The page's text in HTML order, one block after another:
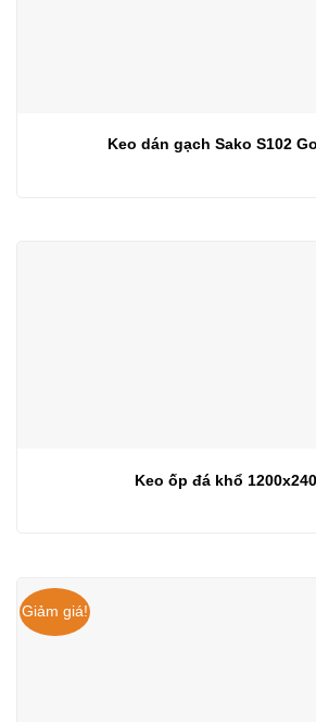
Keo dán gạch Sako S102
Keo ốp đá khổ
Giảm giá!